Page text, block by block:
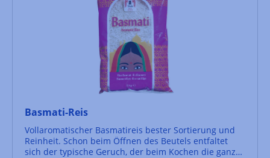
Basmati-Reis
Vollaromatischer Basmatireis bester Sortierung und
Reinheit. Schon beim Öffnen des Beutels entfaltet
sich der typische Geruch, der beim Kochen die ganze